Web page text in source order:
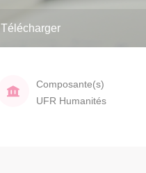
Télécharger
Composante(s)
UFR Humanités